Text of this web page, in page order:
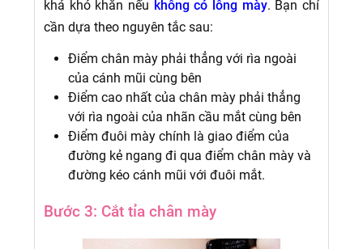
khá khó khăn nếu không có lông mày. Bạn chỉ
cần dựa theo nguyên tắc sau:
Điểm chân mày phải thẳng với rìa ngoài
của cánh mũi cùng bên
Điểm cao nhất của chân mày phải thẳng
với rìa ngoài của nhãn cầu mắt cùng bên
Điểm đuôi mày chính là giao điểm của
đường kẻ ngang đi qua điểm chân mày và
đường kéo cánh mũi với đuôi mắt.
Bước 3: Cắt tỉa chân mày